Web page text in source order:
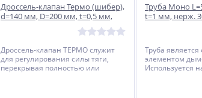
Дроссель-клапан Термо (шибер),
d=140 мм, D=200 мм, t=0,5 мм,
Дроссель-клапан ТЕРМО служит
для регулирования силы тяги,
перекрывая полностью или
Труба Моно
t=1 мм, нерж.
Труба
элементом
Используется